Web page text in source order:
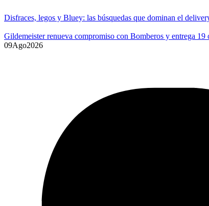
Disfraces, legos y Bluey: las búsquedas que dominan el
Gildemeister renueva compromiso con Bomberos y entrega
09Ago2026